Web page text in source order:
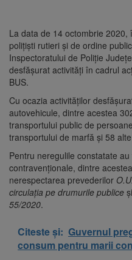
La data de 14 octombrie
polițiști rutieri și de ordine
Inspectoratului de Poliție
desfășurat activități în cadrul
BUS.
Cu ocazia activităților
autovehicule, dintre acestea
transportului public de
transportului de marfă și 58
Pentru neregulile constatate
contravenționale, dintre acestea
nerespectarea prevederilor
circulația pe drumurile publice și
55/2020.
Citeste și: Guvernul
consum pentru marii